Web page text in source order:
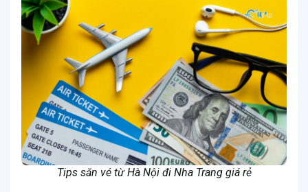
Tips săn vé từ Hà Nội đi Nha Trang giá rẻ